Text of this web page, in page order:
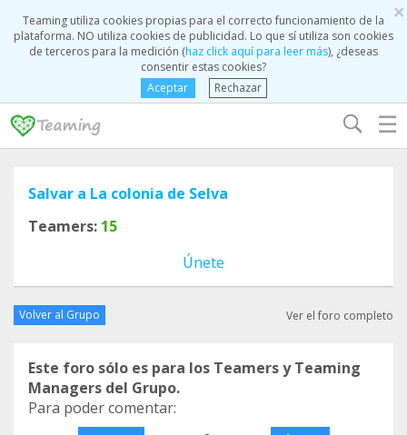
×
Teaming utiliza cookies propias para el correcto funcionamiento de la
plataforma. NO utiliza cookies de publicidad. Lo que sí utiliza son cookies
de terceros para la medición (haz click aquí para leer más), ¿deseas
consentir estas cookies?
Aceptar
Rechazar
☰
Salvar a La colonia de Selva
Teamers: 15
Únete
Volver al Grupo Ver el foro completo
Este foro sólo es para los Teamers y Teaming
Managers del Grupo.
Para poder comentar: